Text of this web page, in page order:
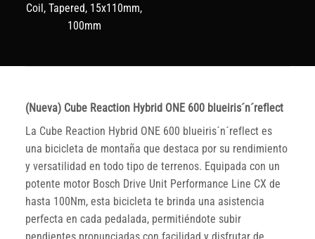
Coil, Tapered, 15x110mm,
100mm
(Nueva) Cube Reaction Hybrid ONE 600 blueiris´n´reflect
La Cube Reaction Hybrid ONE 600 blueiris´n´reflect es
una bicicleta de montaña que destaca por su rendimiento
y versatilidad en todo tipo de terrenos. Equipada con un
potente motor Bosch Drive Unit Performance Line CX de
hasta 100Nm, esta bicicleta te brinda una asistencia
perfecta en cada pedalada, permitiéndote subir